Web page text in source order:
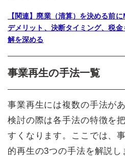
【関連】廃業（清算）を決める前
デメリット、決断タイミング、税
解を深める
事業再生の手法一覧
事業再生には複数の手法が
検討の際は各手法の特徴を
すくなります。ここでは、
的再生の3つの手法を解説し